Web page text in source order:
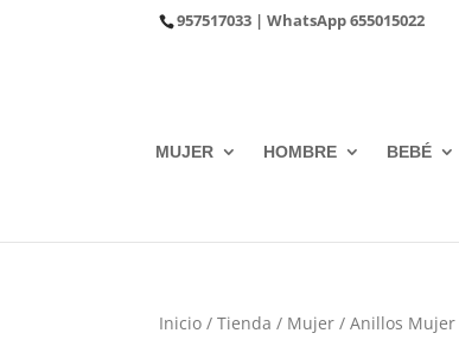
957517033 | WhatsApp655015022
MUJER HOMBRE BEBÉ
Inicio /Tienda / Mujer /Anillos Mujer